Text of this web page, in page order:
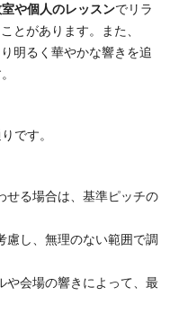
や個人のレッスンでリラ
とがあります。また、
明るく華やかな響きを追
です。
せる場合は、基準ピッチの
慮し、無理のない範囲で調
や会場の響きによって、最